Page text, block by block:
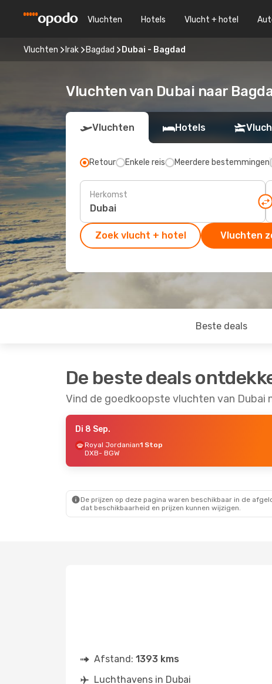
Vluchten Hotels Vlucht + hotel
Vluchten Irak Bagdad Dubai - Bagdad
Vluchten van Dubai naar
Vluchten Hotels
Retour Enkele reis Meerdere bestemmingen
Herkomst
Zoek vlucht + hotel Vluchten
Beste deals
De beste deals
Vind de goedkoopste vluchten van Dubai
Di 8 Sep.
Royal Jordanian1 Stop
DXB- BGW
De prijzen op deze pagina waren beschikbaar in de
dat beschikbaarheid en prijzen kunnen wijzigen.
Afstand: 1393 kms
Luchthavens in Dubai